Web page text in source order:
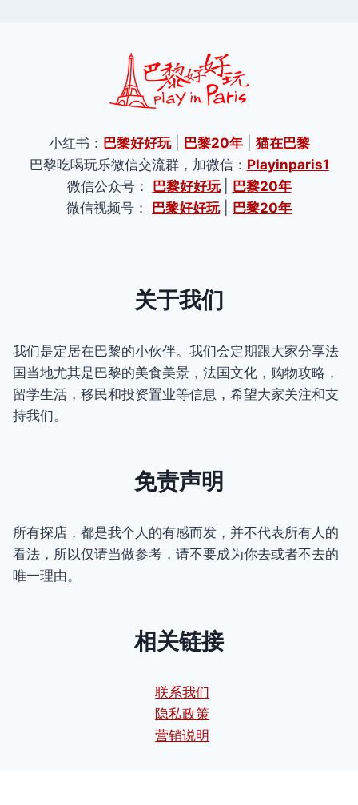
小红书： 巴黎好好玩| 巴黎20年| 猫在巴黎
巴黎吃喝玩乐微信交流群，加微信： Playinparis1
微信公众号： 巴黎好好玩
巴黎20年
微信视频号： 巴黎好好玩| 巴黎20年
关于我们
我们是定居在巴黎的小伙伴。我们会定期跟大家分享法
国当地尤其是巴黎的美食美景，法国文化，购物攻略，
留学生活，移民和投资置业等信息，希望大家关注和支
持我们。
免责声明
所有探店，都是我个人的有感而发，并不代表所有人的
看法，所以仅请当做参考，请不要成为你去或者不去的
唯一理由。
相关链接
联系我们
隐私政策
营销说明